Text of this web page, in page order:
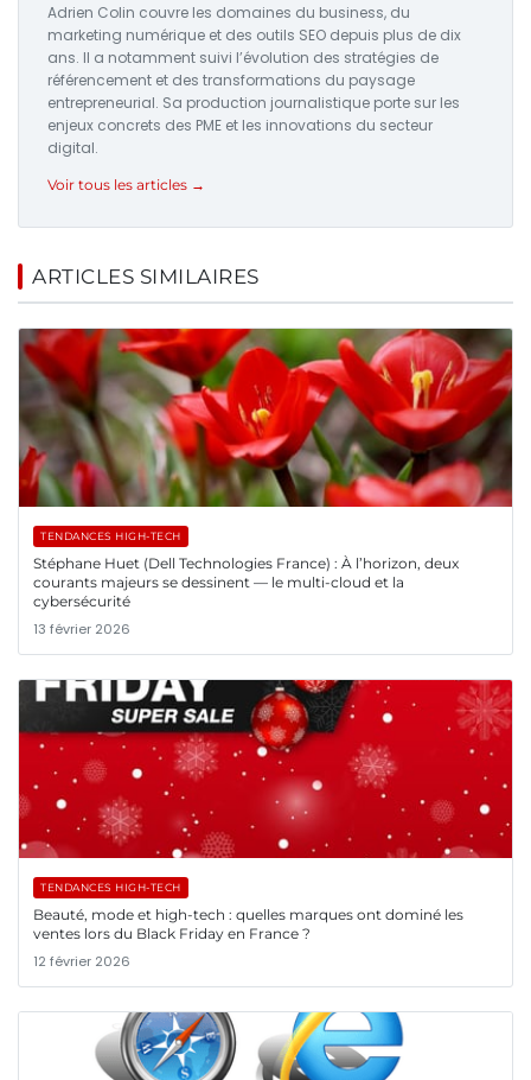
Adrien Colin couvre les domaines du business, du
marketing numérique et des outils SEO depuis plus de dix
ans. Il a notamment suivi l’évolution des stratégies de
référencement et des transformations du paysage
entrepreneurial. Sa production journalistique porte sur les
enjeux concrets des PME et les innovations du secteur
digital.
Voir tous les articles →
ARTICLES SIMILAIRES
TENDANCES HIGH-TECH
Stéphane Huet (Dell Technologies France) : À l’horizon, deux
courants majeurs se dessinent — le multi-cloud et la
cybersécurité
13 février 2026
TENDANCES HIGH-TECH
Beauté, mode et high-tech : quelles marques ont dominé les
ventes lors du Black Friday en France ?
12 février 2026